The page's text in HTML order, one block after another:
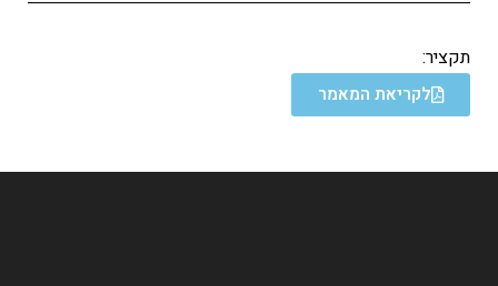
תקציר:
לקריאת המאמר